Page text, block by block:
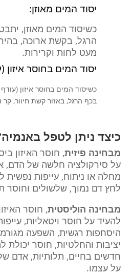
יסוד המים מאוזן:
כשיסוד המים מאוזן,
הרגל, בקשת ארוכה,
מעט לחות וקרירות.
יסוד המים בחוסר איזון
כשיסוד המים בחוסר איזון
בכף הרגל, באזור קשת חיוור, קר
כיצד ניתן לטפל
מבחינה פיזית, חוסר האיזון
על סירקולציה חלשה של הדם,
מחלה או ניתוח, עייפות
לחץ דם נמוך, שלשולים וחוסר
מבחינה הוליסטית, חוסר
להעיד על חוסר ויטאליות,
היסחפות רגשית, השפעה
יציבות והחלטיות, חוסר
חדשים בחיים, תלותיות, אדם
על עצמו.